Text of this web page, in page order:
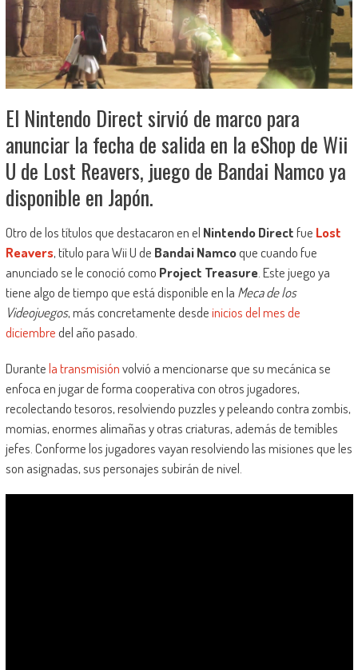
El Nintendo Direct sirvió de marco para
anunciar la fecha de salida en la eShop de Wii
U de Lost Reavers, juego de Bandai Namco ya
disponible en Japón.
Otro de los títulos que destacaron en el Nintendo Directfue Lost
Reavers, título para Wii U de Bandai Namcoque cuando fue
anunciado se le conoció como Project Treasure. Este juego ya
tiene algo de tiempo que está disponible en la Meca de los
Videojuegos, más concretamente desdeinicios del mes de
diciembredel año pasado.
Durantela transmisiónvolvió a mencionarse que su mecánica se
enfoca en jugar de forma cooperativa con otros jugadores,
recolectando tesoros, resolviendo puzzles y peleando contra zombis,
momias, enormes alimañas y otras criaturas, además de temibles
jefes. Conforme los jugadores vayan resolviendo las misiones que les
son asignadas, sus personajes subirán de nivel.